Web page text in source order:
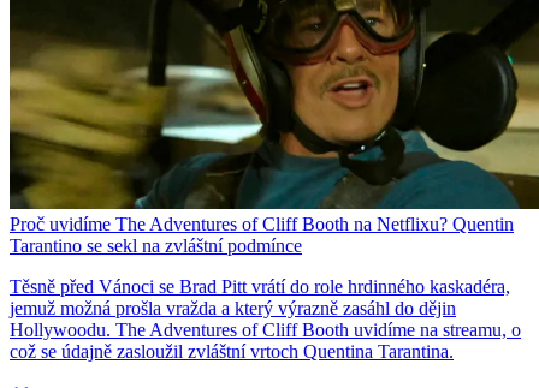
Proč uvidíme The Adventures of Cliff Booth na Netflixu? Quentin
Tarantino se sekl na zvláštní podmínce
Těsně před Vánoci se Brad Pitt vrátí do role hrdinného kaskadéra,
jemuž možná prošla vražda a který výrazně zasáhl do dějin
Hollywoodu. The Adventures of Cliff Booth uvidíme na streamu, o
což se údajně zasloužil zvláštní vrtoch Quentina Tarantina.